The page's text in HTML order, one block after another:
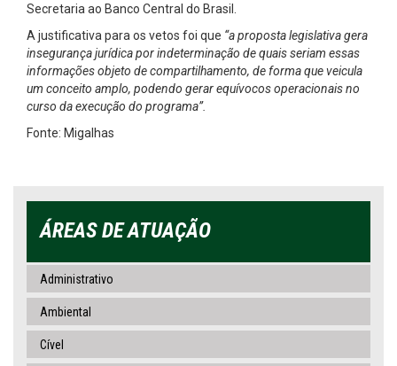
Secretaria ao Banco Central do Brasil.
A justificativa para os vetos foi que “a proposta legislativa gera
insegurança jurídica por indeterminação de quais seriam essas
informações objeto de compartilhamento, de forma que veicula
um conceito amplo, podendo gerar equívocos operacionais no
curso da execução do programa”.
Fonte: Migalhas
ÁREAS DE ATUAÇÃO
Administrativo
Ambiental
Cível